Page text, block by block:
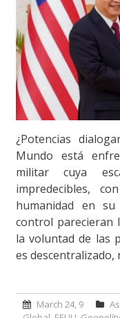
¿Potencias
Mundo está
militar cuya
impredecibles,
humanidad en
control parecieran
la voluntad de las
es descentralizado,
March 24, 9